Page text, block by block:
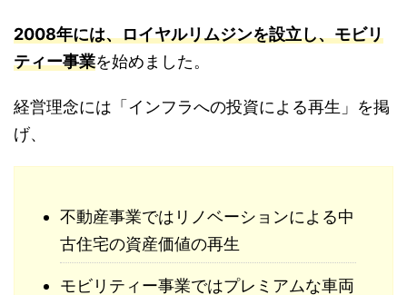
2008年には、ロイヤルリムジンを設立し、モビリ
ティー事業を始めました。
経営理念には「インフラへの投資による再生」を掲
げ、
不動産事業ではリノベーションによる中
古住宅の資産価値の再生
モビリティー事業ではプレミアムな車両